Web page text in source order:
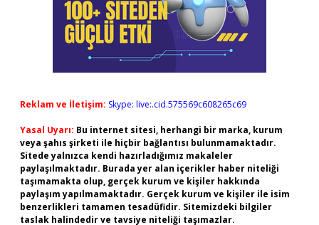
Reklam ve İletişim: Skype: live:.cid.575569c608265c69
Yasal Uyarı: Bu internet sitesi, herhangi bir marka, kurum
veya şahıs şirketi ile hiçbir bağlantısı bulunmamaktadır.
Sitede yalnızca kendi hazırladığımız makaleler
paylaşılmaktadır. Burada yer alan içerikler haber niteliği
taşımamakta olup, gerçek kurum ve kişiler hakkında
paylaşım yapılmamaktadır. Gerçek kurum ve kişiler ile isim
benzerlikleri tamamen tesadüfidir. Sitemizdeki bilgiler
taslak halindedir ve tavsiye niteliği taşımazlar.